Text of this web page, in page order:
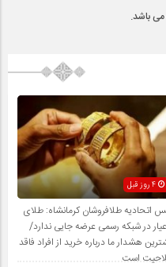
باشد.
اتحادیه طلافروشان کرمانشاه: طلای
در شبکه رسمی عرضه جایی ندارد/
هشدار ما درباره خرید از افراد فاقد
است